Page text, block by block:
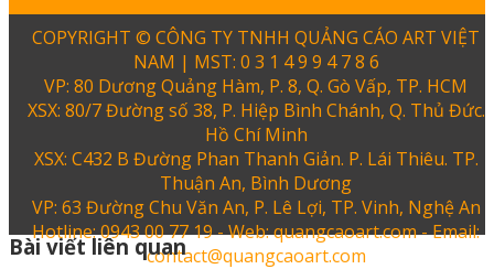
COPYRIGHT © CÔNG TY TNHH QUẢNG CÁO ART VIỆT
NAM | MST: 0 3 1 4 9 9 4 7 8 6
VP: 80 Dương Quảng Hàm, P. 8, Q. Gò Vấp, TP. HCM
XSX: 80/7 Đường số 38, P. Hiệp Bình Chánh, Q. Thủ Đức.
Hồ Chí Minh
XSX: C432 B Đường Phan Thanh Giản. P. Lái Thiêu. TP.
Thuận An, Bình Dương
VP: 63 Đường Chu Văn An, P. Lê Lợi, TP. Vinh, Nghệ An
Hotline: 0943 00 77 19 - Web: quangcaoart.com - Email:
contact@quangcaoart.com
Bài viết liên quan